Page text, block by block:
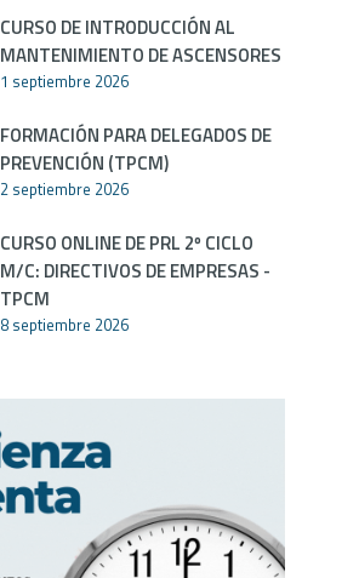
CURSO DE INTRODUCCIÓN AL
MANTENIMIENTO DE ASCENSORES
1 septiembre 2026
FORMACIÓN PARA DELEGADOS DE
PREVENCIÓN (TPCM)
2 septiembre 2026
CURSO ONLINE DE PRL 2º CICLO
M/C: DIRECTIVOS DE EMPRESAS -
TPCM
8 septiembre 2026